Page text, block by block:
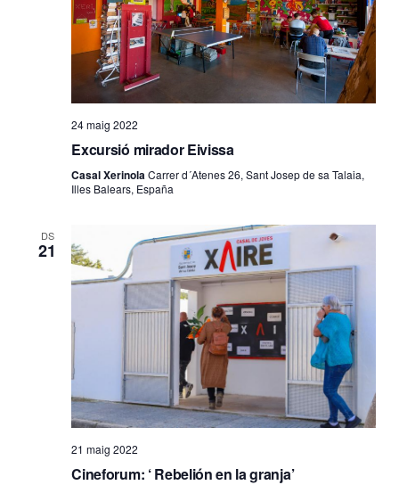
24 maig 2022
Excursió mirador Eivissa
Casal XerinolaCarrer d´Atenes 26, Sant Josep de sa Talaia,
Illes Balears, España
DS
21
21 maig 2022
Cineforum: ‘ Rebelión en la granja’